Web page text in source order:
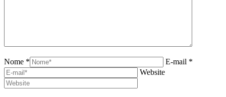
Nome *
E-mail *
Website